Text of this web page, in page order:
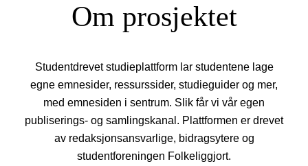
Om prosjektet
Studentdrevet studieplattform lar studentene lage
egne emnesider, ressurssider, studieguider og mer,
med emnesiden i sentrum. Slik får vi vår egen
publiserings- og samlingskanal. Plattformen er drevet
av redaksjonsansvarlige, bidragsytere og
studentforeningen Folkeliggjort.